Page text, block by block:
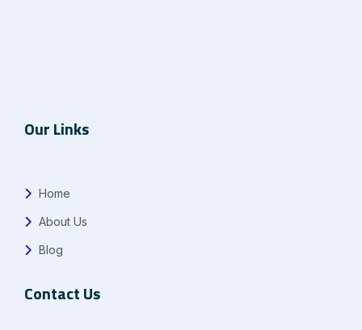
Our Links
Home
About Us
Blog
Contact Us